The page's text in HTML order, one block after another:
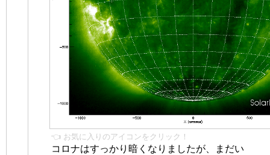
👈 お気に入りのアイコンをクリック！
コロナはすっかり暗くなりましたが、まだい